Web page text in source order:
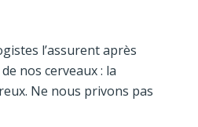
l’assurent après
nos cerveaux : la
Ne nous privons pas